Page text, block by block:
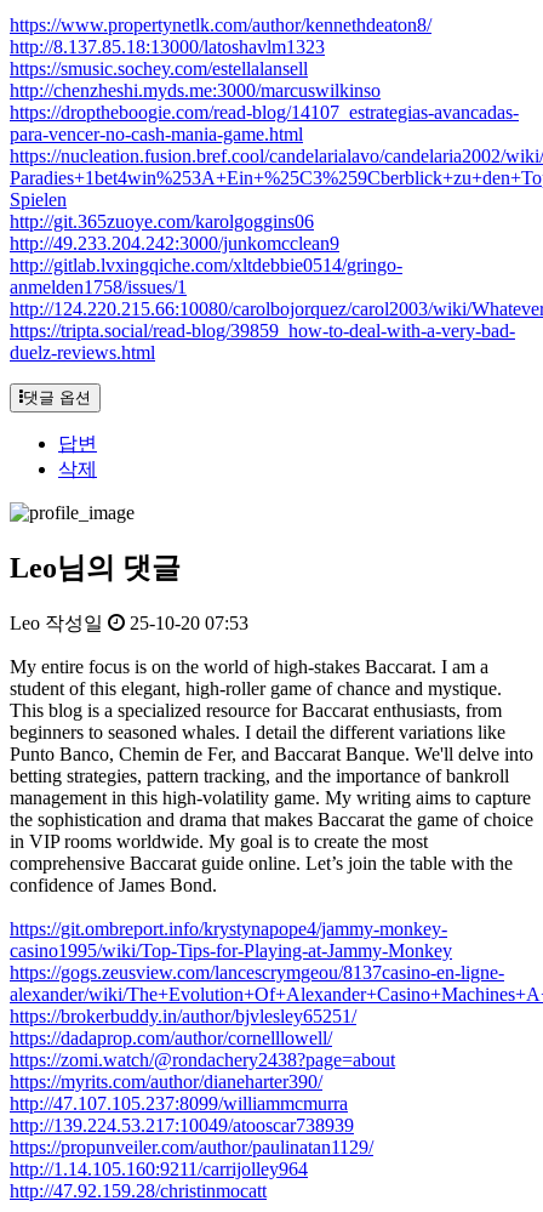
https://www.propertynetlk.com/author/kennethdeaton8/
http://8.137.85.18:13000/latoshavlm1323
https://smusic.sochey.com/estellalansell
http://chenzheshi.myds.me:3000/marcuswilkinso
https://droptheboogie.com/read-blog/14107_estrategias-avancadas-
para-vencer-no-cash-mania-game.html
https://nucleation.fusion.bref.cool/candelarialavo/candelaria2002/
Spielen
http://git.365zuoye.com/karolgoggins06
http://49.233.204.242:3000/junkomcclean9
http://gitlab.lvxingqiche.com/xltdebbie0514/gringo-
anmelden1758/issues/1
http://124.220.215.66:10080/carolbojorquez/carol2003/wiki/
https://tripta.social/read-blog/39859_how-to-deal-with-a-very-bad-
duelz-reviews.html
댓글 옵션
답변
삭제
Leo님의 댓글
Leo 작성일 25-10-20 07:53
My entire focus is on the world of high-stakes Baccarat. I am a
student of this elegant, high-roller game of chance and mystique.
This blog is a specialized resource for Baccarat enthusiasts, from
beginners to seasoned whales. I detail the different variations like
Punto Banco, Chemin de Fer, and Baccarat Banque. We'll delve into
betting strategies, pattern tracking, and the importance of bankroll
management in this high-volatility game. My writing aims to capture
the sophistication and drama that makes Baccarat the game of choice
in VIP rooms worldwide. My goal is to create the most
comprehensive Baccarat guide online. Let’s join the table with the
confidence of James Bond.
https://git.ombreport.info/krystynapope4/jammy-monkey-
casino1995/wiki/Top-Tips-for-Playing-at-Jammy-Monkey
https://gogs.zeusview.com/lancescrymgeou/8137casino-en-ligne-
alexander/wiki/
https://brokerbuddy.in/author/bjvlesley65251/
https://dadaprop.com/author/cornelllowell/
https://zomi.watch/@rondachery2438?page=about
https://myrits.com/author/dianeharter390/
http://47.107.105.237:8099/williammcmurra
http://139.224.53.217:10049/atooscar738939
https://propunveiler.com/author/paulinatan1129/
http://1.14.105.160:9211/carrijolley964
http://47.92.159.28/christinmocatt